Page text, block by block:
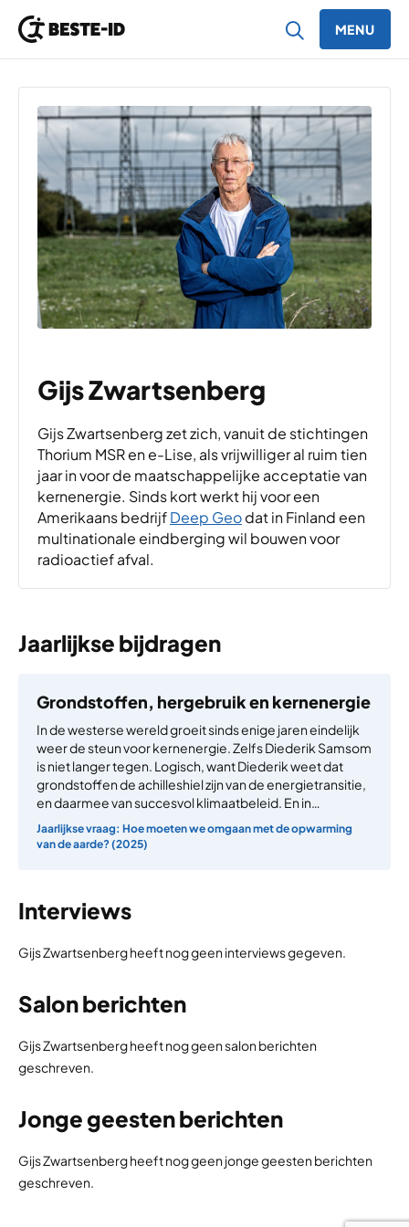
MENU
Gijs Zwartsenberg
Gijs Zwartsenberg zet zich, vanuit de stichtingen
Thorium MSR en e-Lise, als vrijwilliger al ruim tien
jaar in voor de maatschappelijke acceptatie van
kernenergie. Sinds kort werkt hij voor een
Amerikaans bedrijfDeep Geodat in Finland een
multinationale eindberging wil bouwen voor
radioactief afval.
Jaarlijkse bijdragen
Grondstoffen, hergebruik en kernenergie
In de westerse wereld groeit sinds enige jaren eindelijk
weer de steun voor kernenergie. Zelfs Diederik Samsom
is niet langer tegen. Logisch, want Diederik weet dat
grondstoffen de achilleshiel zijn van de energietransitie,
en daarmee van succesvol klimaatbeleid. En in…
Jaarlijkse vraag: Hoe moeten we omgaan met de opwarming
van de aarde? (2025)
Interviews
Gijs Zwartsenberg heeft nog geen interviews gegeven.
Salon berichten
Gijs Zwartsenberg heeft nog geen salon berichten
geschreven.
Jonge geesten berichten
Gijs Zwartsenberg heeft nog geen jonge geesten berichten
geschreven.